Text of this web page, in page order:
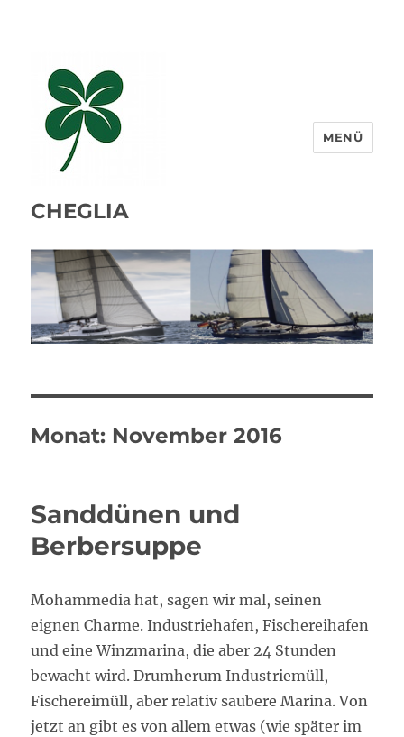
CHEGLIA
MENÜ
Monat: November 2016
Sanddünen und
Berbersuppe
Mohammedia hat, sagen wir mal, seinen
eignen Charme. Industriehafen, Fischereihafen
und eine Winzmarina, die aber 24 Stunden
bewacht wird. Drumherum Industriemüll,
Fischereimüll, aber relativ saubere Marina. Von
jetzt an gibt es von allem etwas (wie später im